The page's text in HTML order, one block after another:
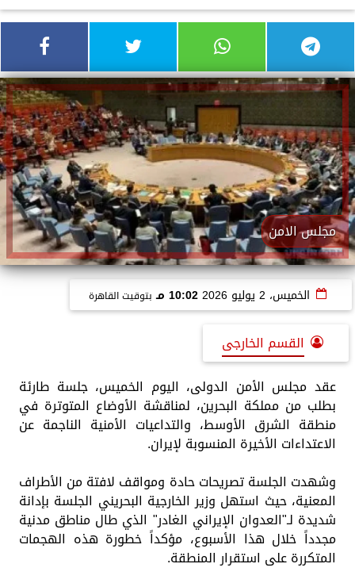
مجلس الامن
الخميس، 2 يوليو 2026 10:02 مـ بتوقيت القاهرة
القسم الخارجى
عقد مجلس الأمن الدولى، اليوم الخميس، جلسة طارئة
بطلب من مملكة البحرين، لمناقشة الأوضاع المتوترة في
منطقة الشرق الأوسط، والتداعيات الأمنية الناجمة عن
الاعتداءات الأخيرة المنسوبة لإيران.
وشهدت الجلسة تصريحات حادة ومواقف لافتة من الأطراف
المعنية، حيث استهل وزير الخارجية البحريني الجلسة بإدانة
شديدة لـ"العدوان الإيراني الغادر" الذي طال مناطق مدنية
مجدداً خلال هذا الأسبوع، مؤكداً خطورة هذه الهجمات
المتكررة على استقرار المنطقة.